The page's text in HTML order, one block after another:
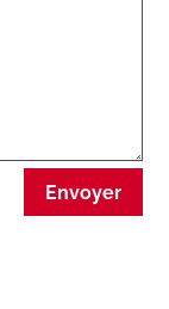
Envoyer